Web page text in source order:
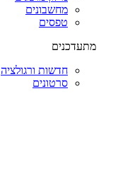
מחשבונים
טפסים
מתעדכנים
חדשות ורגולציה
סרטונים